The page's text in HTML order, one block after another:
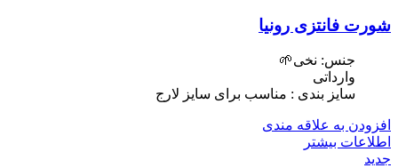
شورت فانتزی رونیا
جنس: نخی🌱
وارداتی
سایز بندی : مناسب برای سایز لارج
افزودن به علاقه مندی
اطلاعات بیشتر
جدید